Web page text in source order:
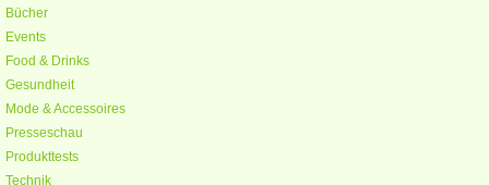
Bücher
Events
Food & Drinks
Gesundheit
Mode & Accessoires
Presseschau
Produkttests
Technik